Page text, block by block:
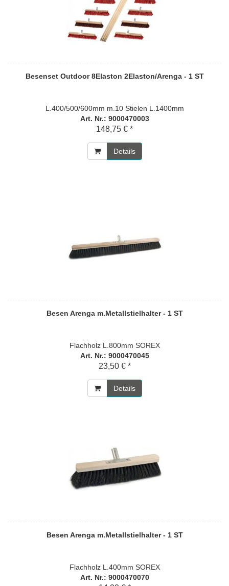
Besenset Outdoor 8Elaston 2Elaston/Arenga - 1 ST
L.400/500/600mm m.10 Stielen L.1400mm
Art. Nr.: 9000470003
148,75 € *
Details
Besen Arenga m.Metallstielhalter - 1 ST
Flachholz L.800mm SOREX
Art. Nr.: 9000470045
23,50 € *
Details
Besen Arenga m.Metallstielhalter - 1 ST
Flachholz L.400mm SOREX
Art. Nr.: 9000470070